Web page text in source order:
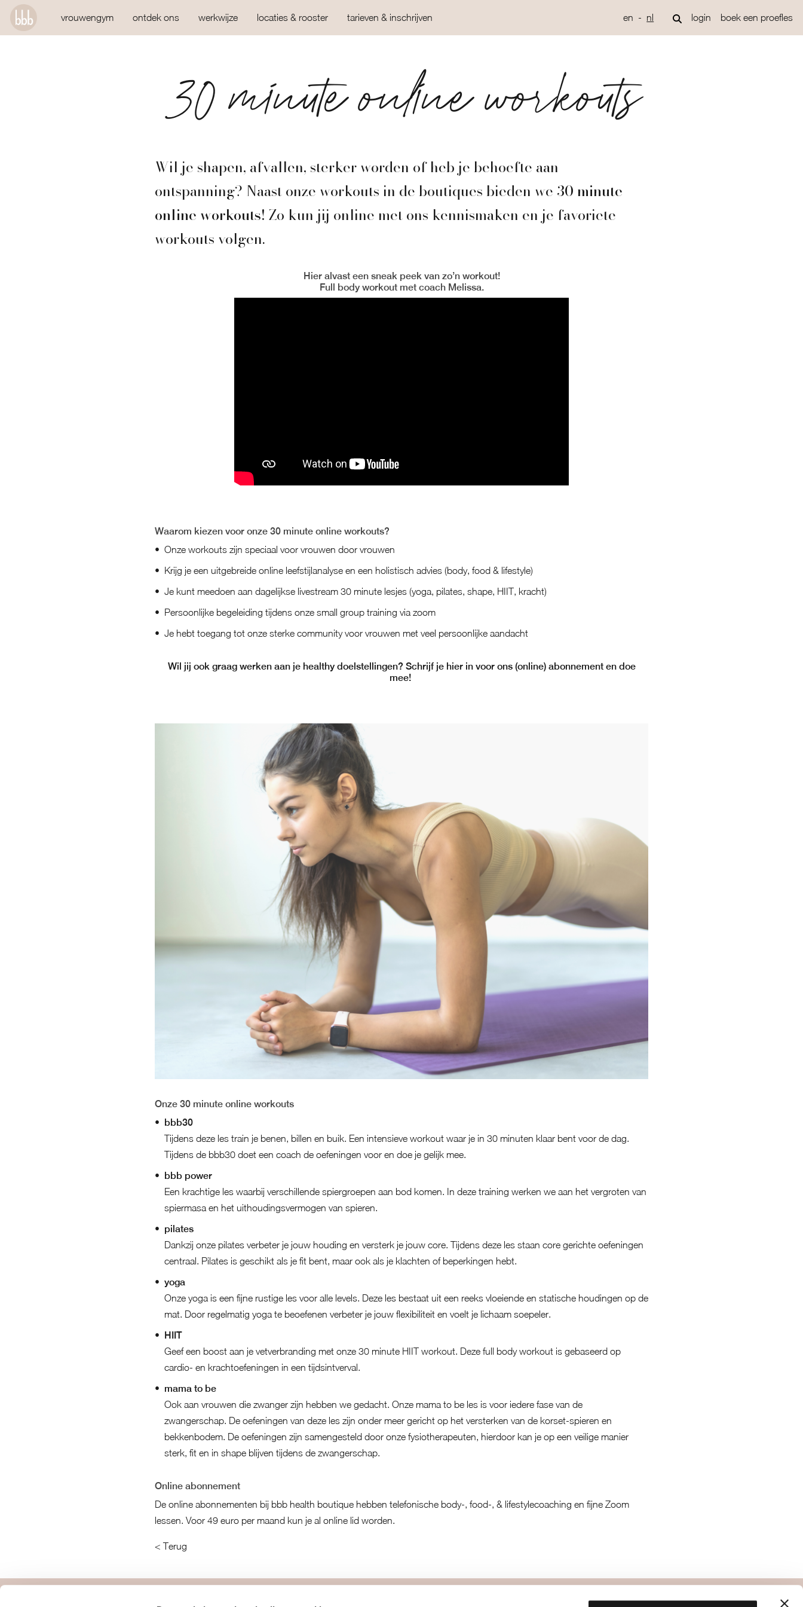
vrouwengym ontdek ons werkwijze locaties & rooster tarieven & inschrijven en nl login boek een proefles
30 minute online workouts
Wil je shapen, afvallen, sterker worden of heb je behoefte aan
ontspanning? Naast onze workouts in de boutiques bieden we 30 minute
online workouts! Zo kun jij online met ons kennismaken en je favoriete
workouts volgen.
Hier alvast een sneak peek van zo’n workout!
Full body workout met coach Melissa.
Waarom kiezen voor onze 30 minute online workouts?
Onze workouts zijn speciaal voor vrouwen door vrouwen
Krijg je een uitgebreide online leefstijlanalyse en een holistisch advies (body, food & lifestyle)
Je kunt meedoen aan dagelijkse livestream 30 minute lesjes (yoga, pilates, shape, HIIT, kracht)
Persoonlijke begeleiding tijdens onze small group training via zoom
Je hebt toegang tot onze sterke community voor vrouwen met veel persoonlijke aandacht
Wil jij ook graag werken aan je healthy doelstellingen? Schrijf je hier in voor ons (online) abonnement en doe
mee!
Onze 30 minute online workouts
bbb30
Tijdens deze les train je benen, billen en buik. Een intensieve workout waar je in 30 minuten klaar bent voor de dag.
Tijdens de bbb30 doet een coach de oefeningen voor en doe je gelijk mee.
bbb power
Een krachtige les waarbij verschillende spiergroepen aan bod komen. In deze training werken we aan het vergroten van
spiermasa en het uithoudingsvermogen van spieren.
pilates
Dankzij onze pilates verbeter je jouw houding en versterk je jouw core. Tijdens deze les staan core gerichte oefeningen
centraal. Pilates is geschikt als je fit bent, maar ook als je klachten of beperkingen hebt.
yoga
Onze yoga is een fijne rustige les voor alle levels. Deze les bestaat uit een reeks vloeiende en statische houdingen op de
mat. Door regelmatig yoga te beoefenen verbeter je jouw flexibiliteit en voelt je lichaam soepeler.
HIIT
Geef een boost aan je vetverbranding met onze 30 minute HIIT workout. Deze full body workout is gebaseerd op
cardio- en krachtoefeningen in een tijdsintverval.
mama to be
Ook aan vrouwen die zwanger zijn hebben we gedacht. Onze mama to be les is voor iedere fase van de
zwangerschap. De oefeningen van deze les zijn onder meer gericht op het versterken van de korset-spieren en
bekkenbodem. De oefeningen zijn samengesteld door onze fysiotherapeuten, hierdoor kan je op een veilige manier
sterk, fit en in shape blijven tijdens de zwangerschap.
Online abonnement
De online abonnementen bij bbb health boutique hebben telefonische body-, food-, & lifestylecoaching en fijne Zoom
lessen. Voor 49 euro per maand kun je al online lid worden.
< Terug